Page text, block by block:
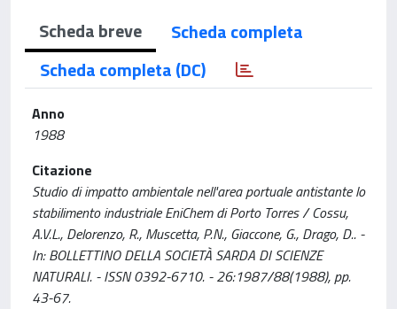
Scheda breve
Scheda completa
Scheda completa (DC)
Anno
1988
Citazione
Studio di impatto ambientale nell'area portuale antistante lo
stabilimento industriale EniChem di Porto Torres / Cossu,
A.V.L., Delorenzo, R., Muscetta, P.N., Giaccone, G., Drago, D.. -
In: BOLLETTINO DELLA SOCIETÀ SARDA DI SCIENZE
NATURALI. - ISSN 0392-6710. - 26:1987/88(1988), pp.
43-67.